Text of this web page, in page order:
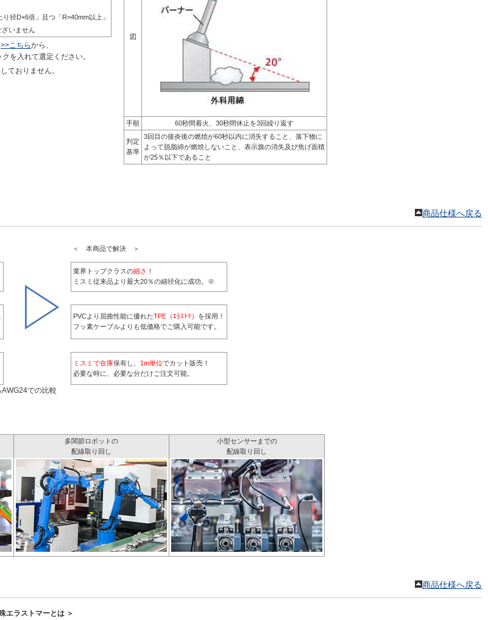
り径D×6倍」且つ「R=40mm以上」
いません
>>こちらから、
を入れて選定ください。
ておりません。
図
手順 60秒間着火、30秒間休止を3回繰り返す
判定
基準
3回目の接炎後の燃焼が60秒以内に消失すること、落下物に
よって脱脂綿が燃焼しないこと、表示旗の消失及び焦げ面積
が25％以下であること
商品仕様へ戻る
＜ 本商品で解決 ＞
業界トップクラスの細さ ！
ミスミ従来品より最大20％の細径化に成功。※
PVCより屈曲性能に優れたTPE（ｴﾗｽﾄﾏ） を採用！
フッ素ケーブルよりも低価格でご購入可能です。
ミスミで在庫保有し、 1m単位でカット販売！
必要な時に、必要な分だけご注文可能。
での比較
多関節ロボットの
配線取り回し
小型センサーまでの
配線取り回し
商品仕様へ戻る
エラストマーとは ＞